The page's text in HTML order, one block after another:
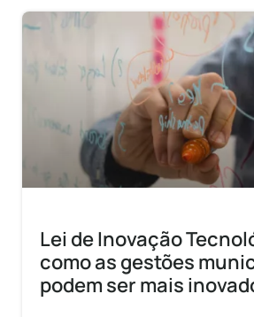
Lei de Inovação
como as gestões
podem ser mais